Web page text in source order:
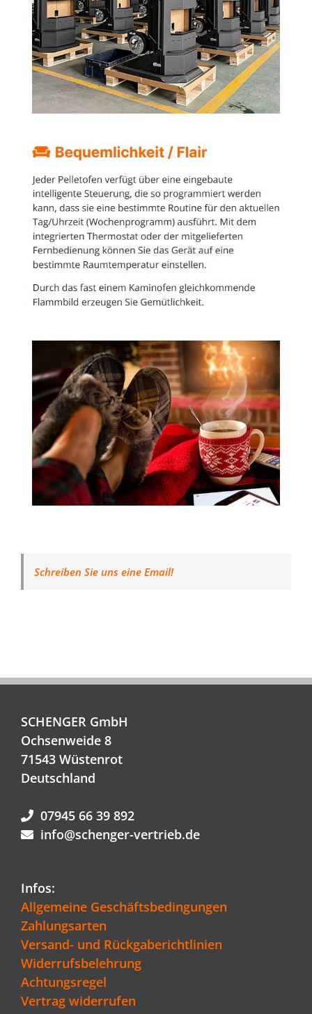
Schreiben Sie uns eine Email!
SCHENGER GmbH
Ochsenweide 8
71543 Wüstenrot
Deutschland
07945 66 39 892
info@schenger-vertrieb.de
Infos:
Allgemeine Geschäftsbedingungen
Zahlungsarten
Versand- und Rückgaberichtlinien
Widerrufsbelehrung
Achtungsregel
Vertrag widerrufen